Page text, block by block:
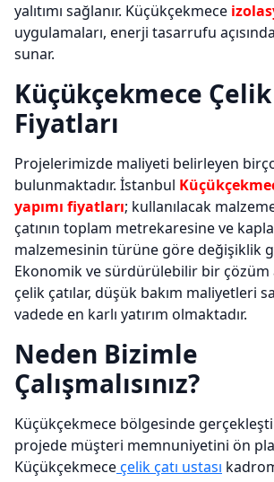
yalıtımı sağlanır. Küçükçekmece
uygulamaları, enerji tasarrufu
sunar.
Küçükçekmece Çelik
Fiyatları
Projelerimizde maliyeti belirleyen
bulunmaktadır. İstanbul
yapımı fiyatları; kullanılacak
çatının toplam metrekaresine ve
malzemesinin türüne göre değişiklik
Ekonomik ve sürdürülebilir bir çözüm
çelik çatılar, düşük bakım maliyetleri
vadede en karlı yatırım olmaktadır.
Neden Bizimle
Çalışmalısınız?
Küçükçekmece bölgesinde
projede müşteri memnuniyetini ön
Küçükçekmeceçelik çatı ustası